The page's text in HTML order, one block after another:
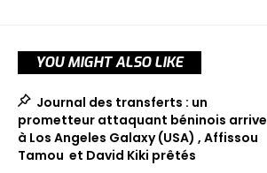
YOU MIGHT ALSO LIKE
Journal des transferts : un
prometteur attaquant béninois arrive
à Los Angeles Galaxy (USA) , Affissou
Tamou et David Kiki prêtés